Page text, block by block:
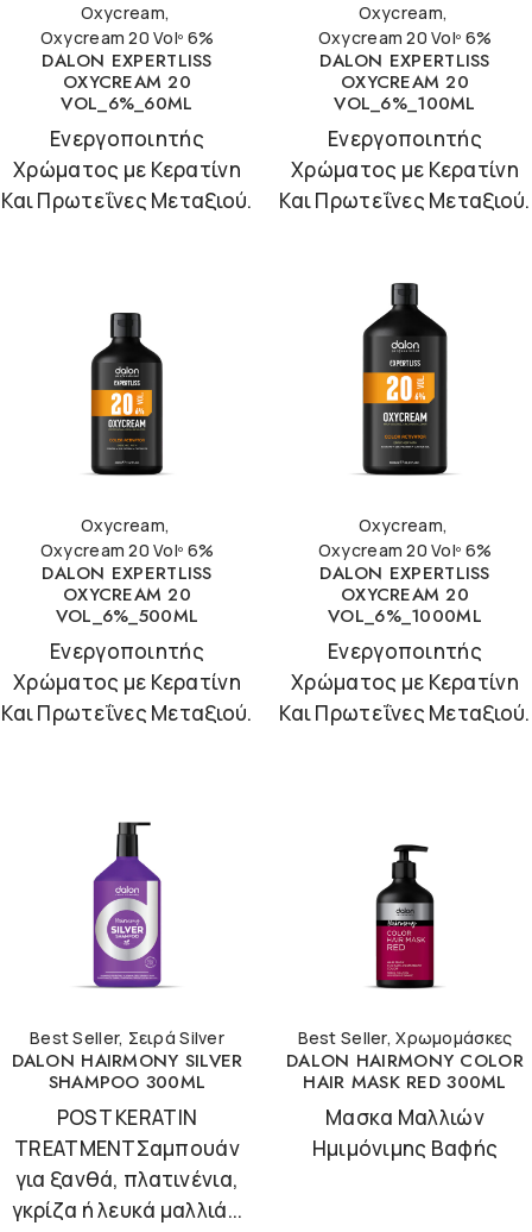
Oxycream,
Oxycream 20 Volº 6%
DALON EXPERTLISS
OXYCREAM 20
VOL_6%_60ML
Ενεργοποιητής
Χρώματος με Κερατίνη
Και Πρωτεΐνες Μεταξιού.
Oxycream,
Oxycream 20 Volº 6%
DALON EXPERTLISS
OXYCREAM 20
VOL_6%_100ML
Ενεργοποιητής
Χρώματος με Κερατίνη
Και Πρωτεΐνες Μεταξιού.
Oxycream,
Oxycream 20 Volº 6%
DALON EXPERTLISS
OXYCREAM 20
VOL_6%_500ML
Ενεργοποιητής
Χρώματος με Κερατίνη
Και Πρωτεΐνες Μεταξιού.
Oxycream,
Oxycream 20 Volº 6%
DALON EXPERTLISS
OXYCREAM 20
VOL_6%_1000ML
Ενεργοποιητής
Χρώματος με Κερατίνη
Και Πρωτεΐνες Μεταξιού.
Best Seller, Σειρά Silver
DALON HAIRMONY SILVER
SHAMPOO 300ML
POST KERATIN
TREATMENTΣαμπουάν
για ξανθά, πλατινένια,
γκρίζα ή λευκά μαλλιά...
Best Seller,Χρωμομάσκες
DALON HAIRMONY COLOR
HAIR MASK RED 300ML
Μασκα Μαλλιών
Ημιμόνιμης Βαφής